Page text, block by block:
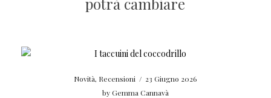
Novità, Recensioni / 23 Giugno 2026
byGemma Cannavà